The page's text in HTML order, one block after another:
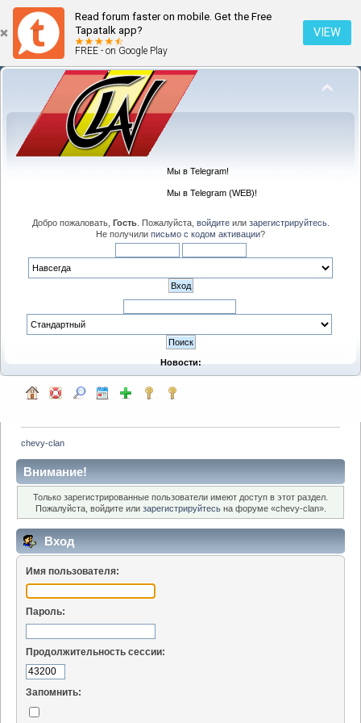
Read forum faster on mobile. Get the Free
Tapatalk app?
FREE - on Google Play
VIEW
Мы в Telegram!
Мы в Telegram (WEB)!
Добро пожаловать, Гость. Пожалуйста, войдитеили зарегистрируйтесь.
Не получили письмо с кодом активации?
Новости:
chevy-clan
Внимание!
Только зарегистрированные пользователи имеют доступ в этот раздел.
Пожалуйста, войдите или зарегистрируйтесьна форуме «chevy-clan».
Вход
Имя пользователя:
Пароль:
Продолжительность сессии:
Запомнить: